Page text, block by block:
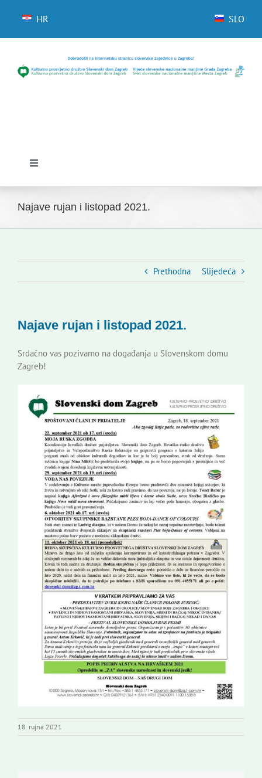
HR SLO
Toggle
Novosti
Kontakti
Izdavaštvo
Korisne informacije
Najave rujan i listopad 2021.
Prethodna Slijedeća
Najave rujan i listopad 2021.
Srdačno vas pozivamo na događanja u Slovenskom domu
Zagreb!
18. rujna 2021